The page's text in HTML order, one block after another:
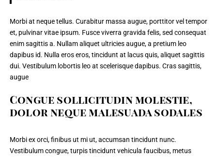
Morbi at neque tellus. Curabitur massa augue, porttitor vel tempor
et, pulvinar vitae ipsum. Fusce viverra gravida felis, sed consequat
enim sagittis a. Nullam aliquet ultricies augue, a pretium leo
dapibus id. Nulla eros eros, tincidunt at lacus quis, aliquet sagittis
dui. Vestibulum lobortis leo at scelerisque dapibus. Cras sagittis,
augue
Congue sollicitudin molestie,
dolor neque malesuada sodales
Morbi ex orci, finibus ut mi ut, accumsan tincidunt nunc.
Vestibulum congue, turpis tincidunt vehicula faucibus, metus